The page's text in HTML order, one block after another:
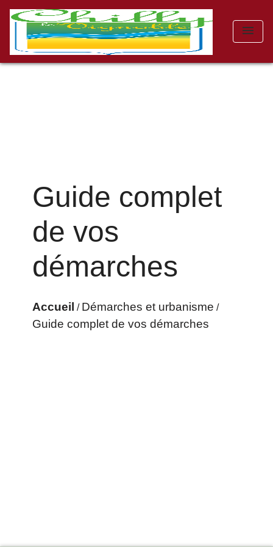
menu
Guide complet
de vos
démarches
Accueil / Démarches et urbanisme /
Guide complet de vos démarches